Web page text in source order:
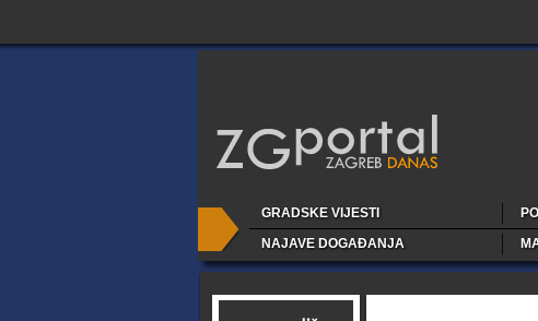
GRADSKE VIJESTI
NAJAVE DOGAĐANJA